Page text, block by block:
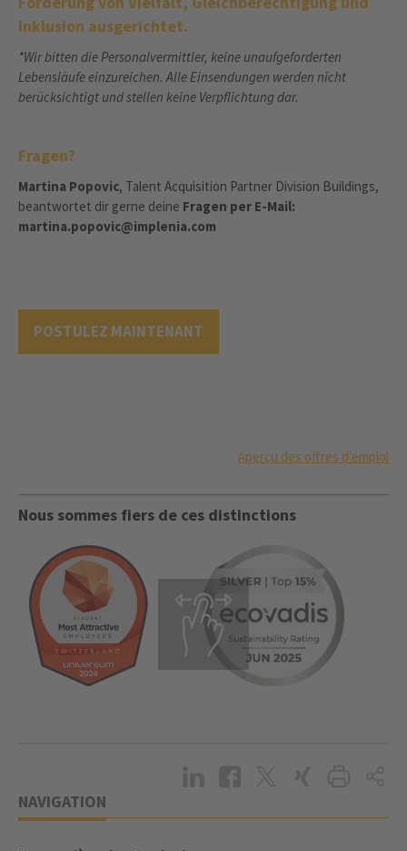
Inklusion ausgerichtet.
*Wir bitten die Personalvermittler, keine unaufgeforderten
Lebensläufe einzureichen. Alle Einsendungen werden nicht
berücksichtigt und stellen keine Verpflichtung dar.
Fragen?
Martina Popovic, Talent Acquisition Partner Division Buildings,
beantwortet dir gerne deine Fragen per E-Mail:
martina.popovic@implenia.com
POSTULEZ MAINTENANT
Aperçu des offres d'emploi
Nous sommes fiers de ces distinctions
NAVIGATION